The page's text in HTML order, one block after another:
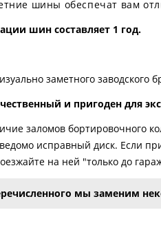
шины обеспечат вам
шин составляет 1 год.
заметного
и пригоден для
заломов бортировочного
исправный диск. Если
на ней "только до
мы заменим